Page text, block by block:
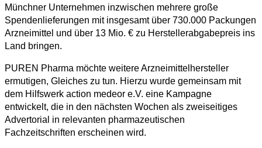
Münchner Unternehmen inzwischen mehrere große
Spendenlieferungen mit insgesamt über 730.000 Packungen
Arzneimittel und über 13 Mio. € zu Herstellerabgabepreis ins
Land bringen.
PUREN Pharma möchte weitere Arzneimittelhersteller
ermutigen, Gleiches zu tun. Hierzu wurde gemeinsam mit
dem Hilfswerk action medeor e.V. eine Kampagne
entwickelt, die in den nächsten Wochen als zweiseitiges
Advertorial in relevanten pharmazeutischen
Fachzeitschriften erscheinen wird.